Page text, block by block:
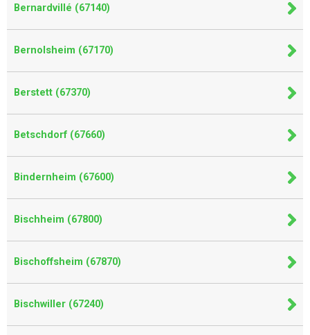
Bernardvillé (67140)
Bernolsheim (67170)
Berstett (67370)
Betschdorf (67660)
Bindernheim (67600)
Bischheim (67800)
Bischoffsheim (67870)
Bischwiller (67240)